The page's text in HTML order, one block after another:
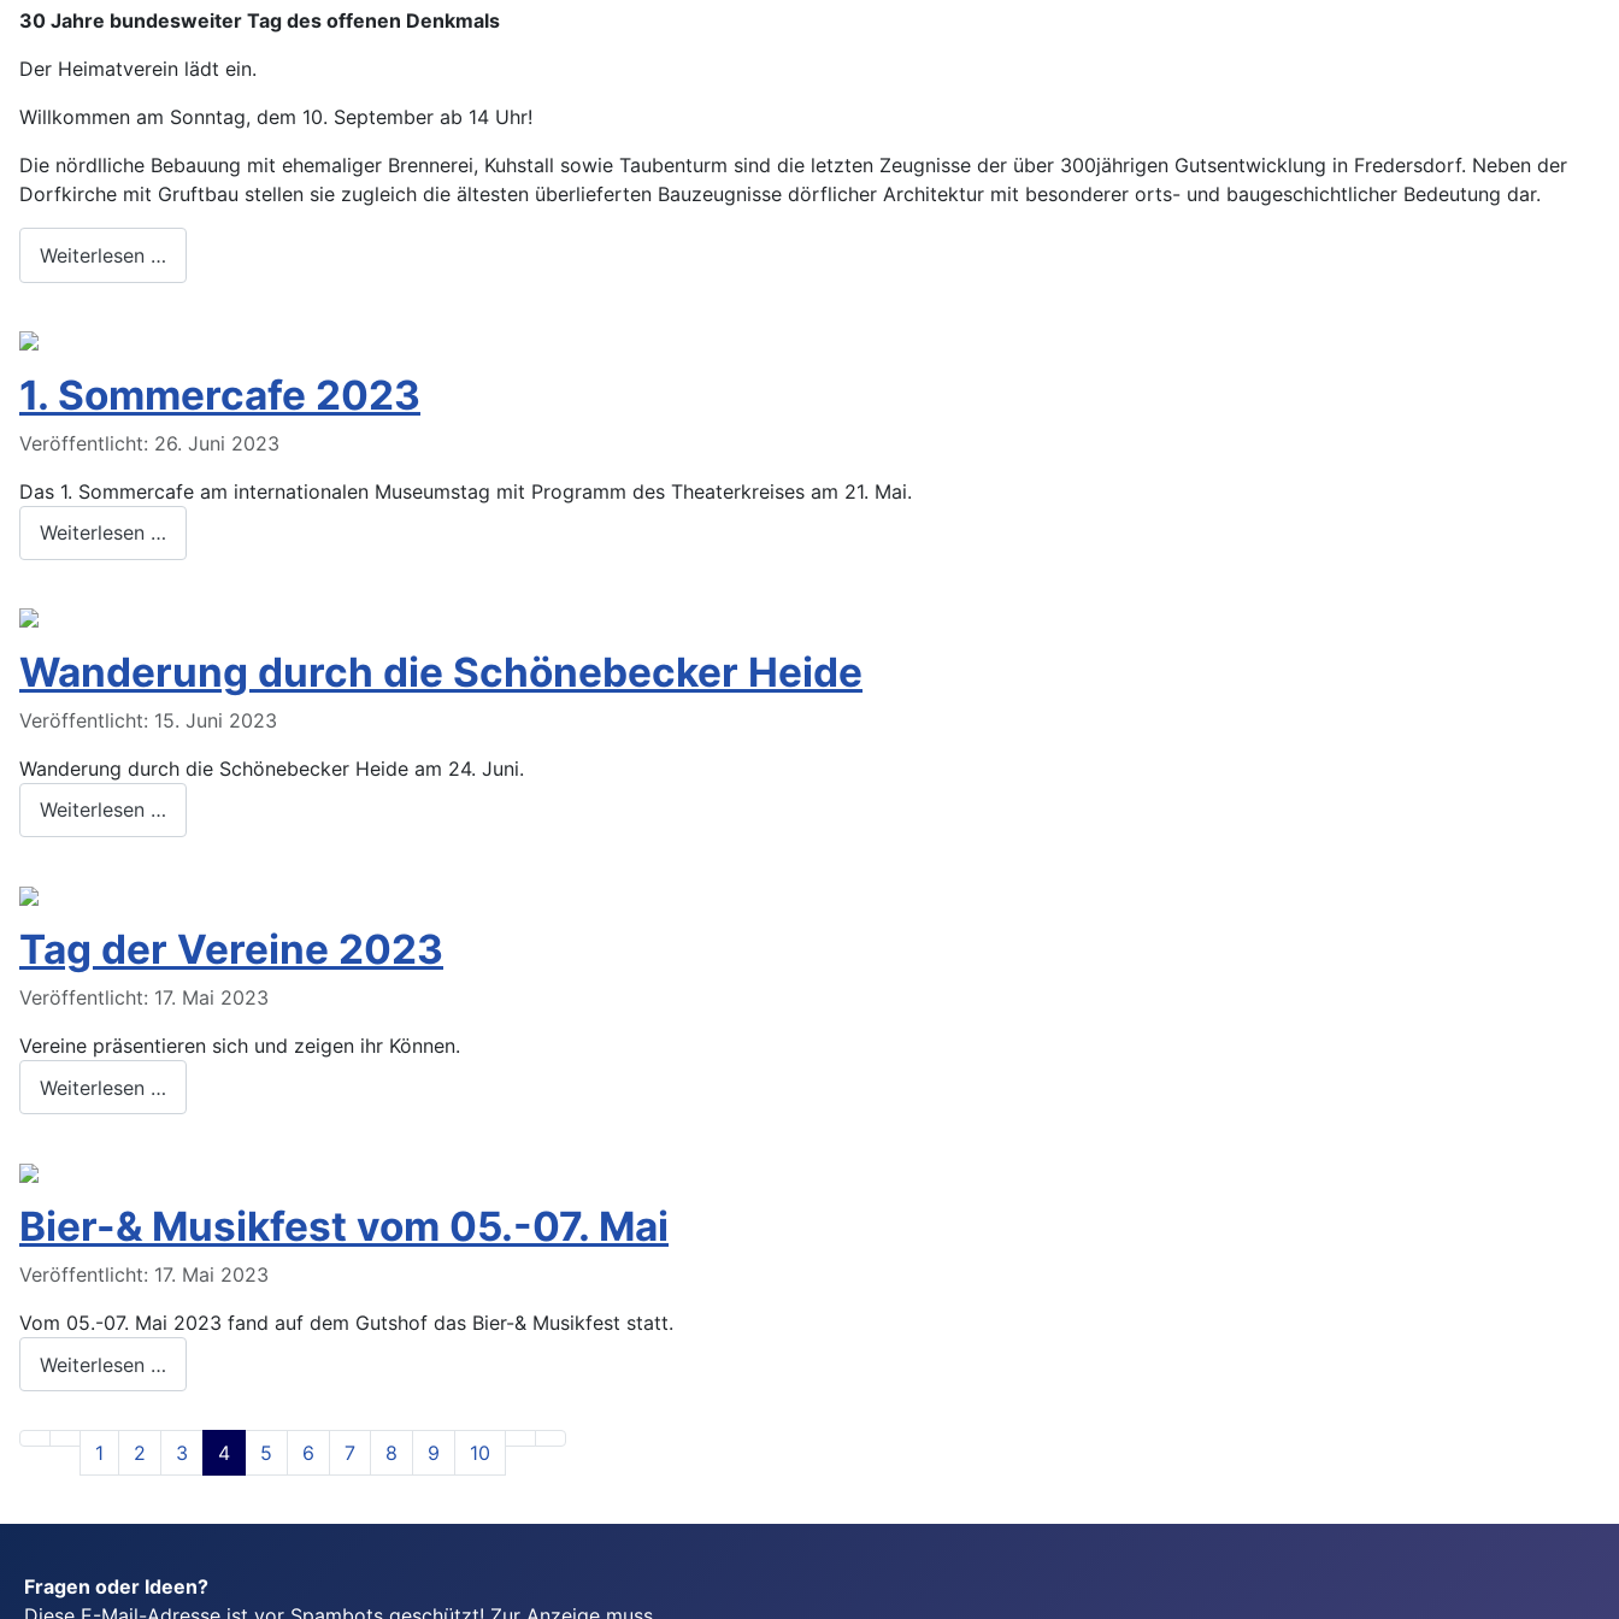
30 Jahre bundesweiter Tag des offenen Denkmals
Der Heimatverein lädt ein.
Willkommen am Sonntag, dem 10. September ab 14 Uhr!
Die nördlliche Bebauung mit ehemaliger Brennerei, Kuhstall sowie Taubenturm sind die letzten Zeugnisse der über 300jährigen Gutsentwicklung in Fredersdorf. Neben der
Dorfkirche mit Gruftbau stellen sie zugleich die ältesten überlieferten Bauzeugnisse dörflicher Architektur mit besonderer orts- und baugeschichtlicher Bedeutung dar.
Weiterlesen …
1. Sommercafe 2023
Veröffentlicht: 26. Juni 2023
Das 1. Sommercafe am internationalen Museumstag mit Programm des Theaterkreises am 21. Mai.
Weiterlesen …
Wanderung durch die Schönebecker Heide
Veröffentlicht: 15. Juni 2023
Wanderung durch die Schönebecker Heide am 24. Juni.
Weiterlesen …
Tag der Vereine 2023
Veröffentlicht: 17. Mai 2023
Vereine präsentieren sich und zeigen ihr Können.
Weiterlesen …
Bier-& Musikfest vom 05.-07. Mai
Veröffentlicht: 17. Mai 2023
Vom 05.-07. Mai 2023 fand auf dem Gutshof das Bier-& Musikfest statt.
Weiterlesen …
1 2 3 4 5 6 7 8 9 10
Fragen oder Ideen?